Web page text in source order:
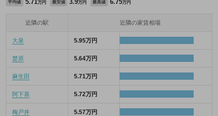
平均値 5.71万円 最安値 3.9万円 最高値 6.75万円
近隣の駅 近隣の家賃相場
大泉 5.95万円
楚原 5.64万円
麻生田 5.71万円
阿下喜 5.72万円
梅戸井 5.57万円